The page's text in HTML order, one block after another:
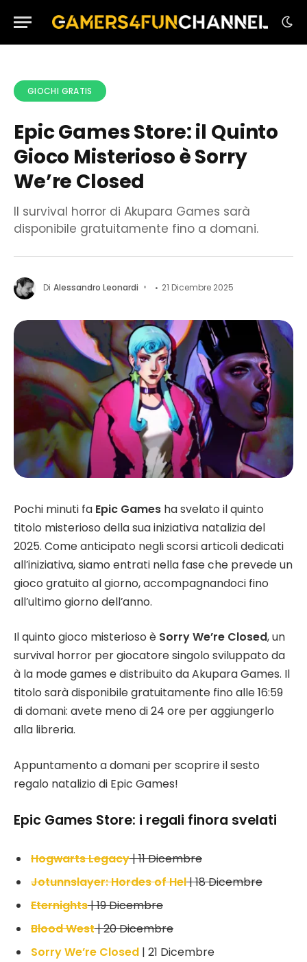
GIOCHI GRATIS
Epic Games Store: il Quinto
Gioco Misterioso è Sorry
We’re Closed
Il survival horror di Akupara Games sarà
disponibile gratuitamente fino a domani.
Di Alessandro Leonardi 21 Dicembre 2025
Pochi minuti fa Epic Games ha svelato il quinto
titolo misterioso della sua iniziativa natalizia del
2025. Come anticipato negli scorsi articoli dedicati
all’iniziativa, siamo entrati nella fase che prevede un
gioco gratuito al giorno, accompagnandoci fino
all’ultimo giorno dell’anno.
Il quinto gioco misterioso è Sorry We’re Closed, un
survival horror per giocatore singolo sviluppato da
à la mode games e distribuito da Akupara Games. Il
titolo sarà disponibile gratuitamente fino alle 16:59
di domani: avete meno di 24 ore per aggiungerlo
alla libreria.
Appuntamento a domani per scoprire il sesto
regalo natalizio di Epic Games!
Epic Games Store: i regali finora svelati
Hogwarts Legacy| 11 Dicembre
Jotunnslayer: Hordes of Hel| 18 Dicembre
Eternights| 19 Dicembre
Blood West| 20 Dicembre
Sorry We’re Closed | 21 Dicembre